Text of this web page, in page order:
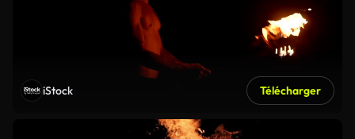
iStock Télécharger